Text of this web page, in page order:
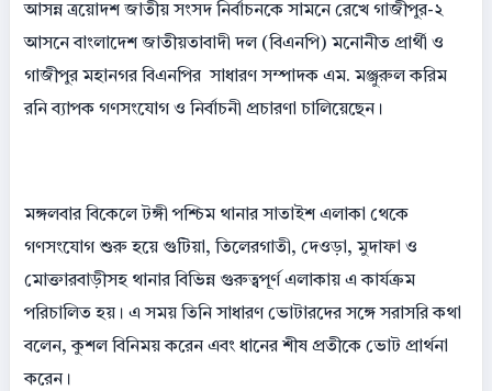
আসন্ন ত্রয়োদশ জাতীয় সংসদ নির্বাচনকে সামনে রেখে গাজীপুর-২
আসনে বাংলাদেশ জাতীয়তাবাদী দল (বিএনপি) মনোনীত প্রার্থী ও
গাজীপুর মহানগর বিএনপির সাধারণ সম্পাদক এম. মঞ্জুরুল করিম
রনি ব্যাপক গণসংযোগ ও নির্বাচনী প্রচারণা চালিয়েছেন।
মঙ্গলবার বিকেলে টঙ্গী পশ্চিম থানার সাতাইশ এলাকা থেকে
গণসংযোগ শুরু হয়ে গুটিয়া, তিলেরগাতী, দেওড়া, মুদাফা ও
মোক্তারবাড়ীসহ থানার বিভিন্ন গুরুত্বপূর্ণ এলাকায় এ কার্যক্রম
পরিচালিত হয়। এ সময় তিনি সাধারণ ভোটারদের সঙ্গে সরাসরি কথা
বলেন, কুশল বিনিময় করেন এবং ধানের শীষ প্রতীকে ভোট প্রার্থনা
করেন।